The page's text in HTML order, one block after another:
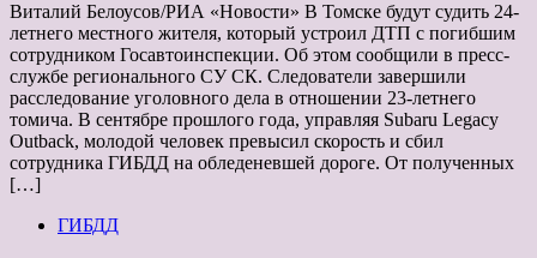
Виталий Белоусов/РИА «Новости» В Томске будут судить 24-
летнего местного жителя, который устроил ДТП с погибшим
сотрудником Госавтоинспекции. Об этом сообщили в пресс-
службе регионального СУ СК. Следователи завершили
расследование уголовного дела в отношении 23-летнего
томича. В сентябре прошлого года, управляя Subaru Legacy
Outback, молодой человек превысил скорость и сбил
сотрудника ГИБДД на обледеневшей дороге. От полученных
[…]
ГИБДД